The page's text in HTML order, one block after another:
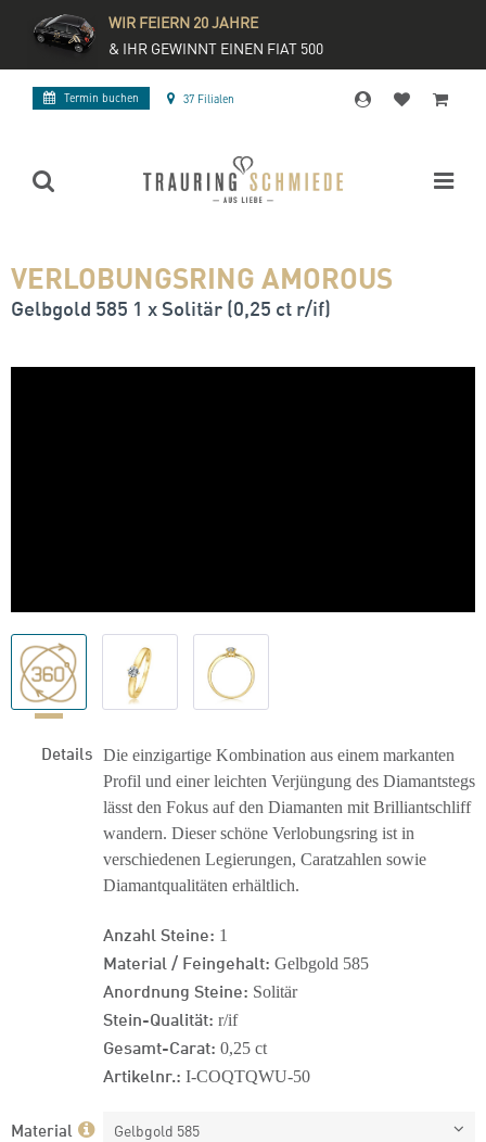
WIR FEIERN 20 JAHRE
& IHR GEWINNT EINEN FIAT 500
Termin buchen 37 Filialen
VERLOBUNGSRING AMOROUS
Gelbgold 585 1 x Solitär (0,25 ct r/if)
Details Die einzigartige Kombination aus einem markanten
Profil und einer leichten Verjüngung des Diamantstegs
lässt den Fokus auf den Diamanten mit Brilliantschliff
wandern. Dieser schöne Verlobungsring ist in
verschiedenen Legierungen, Caratzahlen sowie
Diamantqualitäten erhältlich.
Anzahl Steine: 1
Material / Feingehalt: Gelbgold 585
Anordnung Steine: Solitär
Stein-Qualität: r/if
Gesamt-Carat: 0,25 ct
Artikelnr.: I-COQTQWU-50
Material Gelbgold 585